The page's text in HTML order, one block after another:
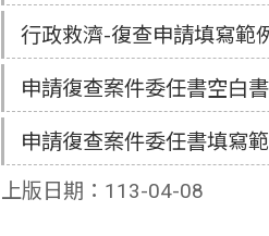
行政救濟-復查申請填寫範
申請復查案件委任書空白
申請復查案件委任書填寫
上版日期：113-04-08